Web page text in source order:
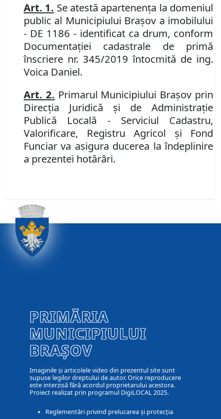
Art. 1. Se atestă apartenenţa la domeniul
public al Municipiului Braşov a imobilului
- DE 1186 - identificat ca drum, conform
Documentației cadastrale de primă
înscriere nr. 345/2019 întocmită de ing.
Voica Daniel.
Art. 2. Primarul Municipiului Brașov prin
Direcția Juridică și de Administrație
Publică Locală - Serviciul Cadastru,
Valorificare, Registru Agricol și Fond
Funciarva asigura ducerea la îndeplinire
a prezentei hotărâri.
PRIMĂRIA
MUNICIPIULUI
BRAȘOV
Imaginile și articolele video din prezentul site sunt
supuse legilor dreptului de autor. Orice reproducere
este interzisă fără acordul proprietarului acestora.
Proiect realizat prin programul DigiLOCAL 2025.
Reglementări privind prelucarea și protecția